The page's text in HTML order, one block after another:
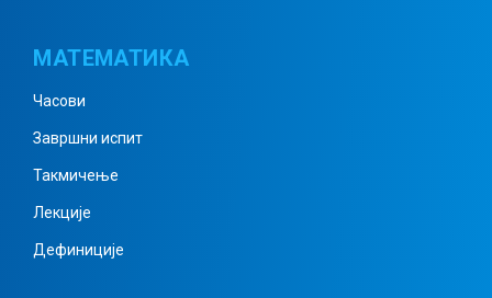
МАТЕМАТИКА
Часови
Завршни испит
Такмичење
Лекције
Дефиниције